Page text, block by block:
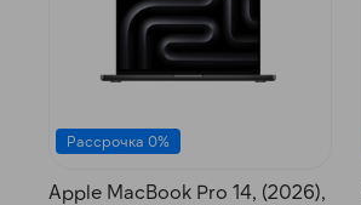
Рассрочка 0%
Apple MacBook Pro 14, (2026),